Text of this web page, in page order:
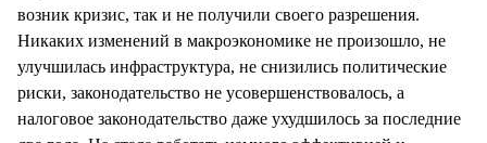
возник кризис, так и не получили своего разрешения.
Никаких изменений в макроэкономике не произошло, не
улучшилась инфраструктура, не снизились политические
риски, законодательство не усовершенствовалось, а
налоговое законодательство даже ухудшилось за последние